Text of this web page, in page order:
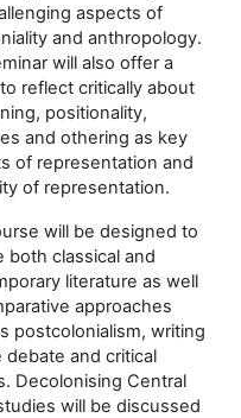
aspects of
and anthropology.
will also offer a
reflect critically about
positionality,
and othering as key
of representation and
of representation.
will be designed to
both classical and
literature as well
approaches
postcolonialism, writing
debate and critical
Decolonising Central
will be discussed